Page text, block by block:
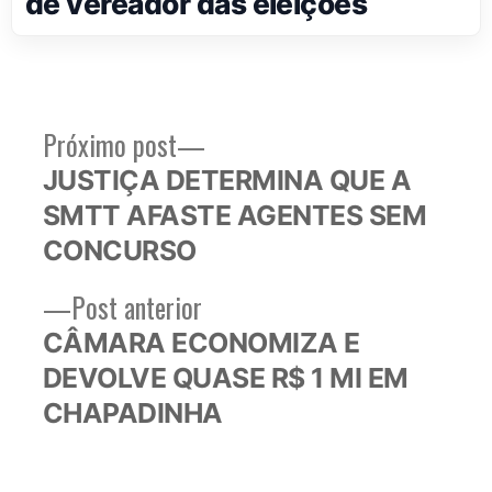
Navegação
de
Post
Post anteriorPost
anterior:
CÂMARA ECONOMIZA E
DEVOLVE QUASE R$ 1 MI EM
CHAPADINHA
Próximo post
Próximo
post:
JUSTIÇA DETERMINA QUE A
SMTT AFASTE AGENTES SEM
CONCURSO